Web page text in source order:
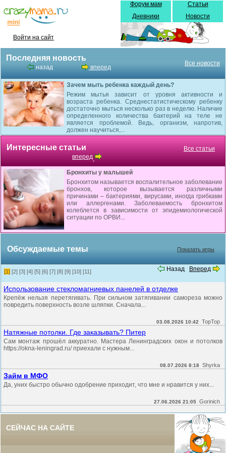
Войти на сайт
Форум мам
Дневники
Статьи
Новости
Последняя новость
назад вперед
Все новости
Зачем мыть ребенка каждый день?
Режим мытья зависит от уровня активности и
возраста ребенка. Среднестатистическому ребенку
достаточно мыться несколько раз в неделю. Наличие
определенного количества бактерий на теле не
является проблемой. Ведь, организм, напротив,
должен научиться,...
Интересные статьи
вперед
Все статьи
Бронхиты у малышей
Бронхитом называется воспалительное заболевание
бронхов, которое вызывается различными
причинами – бактериями, вирусами, иногда грибками
или аллергенами. Заболеваемость бронхитом
колеблется в зависимости от эпидемиологической
ситуации по ОРВИ...
Обсуждаемые темы Показать игры
Назад Вперед
[1] [2] [3] [4] [5] [6] [7] [8] [9] [10] [11]
Использование стекломагниевых панелей в отделке
Крепёж нельзя перетягивать. При сильном затягивании самореза можно
повредить поверхность возле шляпки. Сначала...
03.08.2026 10:42 TopTop
Натяжные потолки. Где заказывать? Питер
Сам монтаж прошёл аккуратно. Мастера Ленинградских окон и потолков
https://okna-leningrad.ru/ приехали с нужным...
08.07.2026 8:18 Shyrka
Займ в МФО
Да, уних быстро обычно одобрение приходит, что мне и нравится у них...
27.06.2026 21:05 Gorinich
СЕЙЧАС НА САЙТЕ